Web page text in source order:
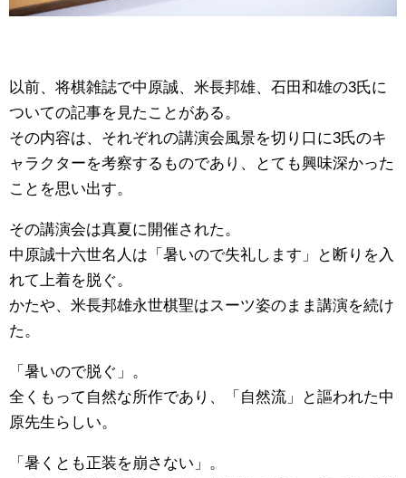
以前、将棋雑誌で中原誠、米長邦雄、石田和雄の3氏に
ついての記事を見たことがある。
その内容は、それぞれの講演会風景を切り口に3氏のキ
ャラクターを考察するものであり、とても興味深かった
ことを思い出す。
その講演会は真夏に開催された。
中原誠十六世名人は「暑いので失礼します」と断りを入
れて上着を脱ぐ。
かたや、米長邦雄永世棋聖はスーツ姿のまま講演を続け
た。
「暑いので脱ぐ」。
全くもって自然な所作であり、「自然流」と謳われた中
原先生らしい。
「暑くとも正装を崩さない」。